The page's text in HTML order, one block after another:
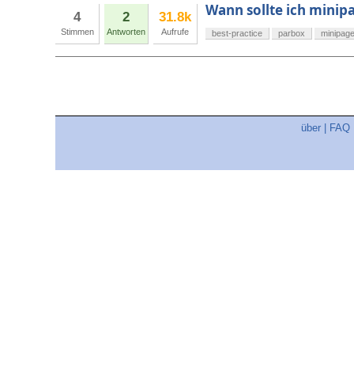
4
Stimmen
2
Antworten
31.8k
Aufrufe
Wann sollte ich
best-practice parbox minipage
über FAQ